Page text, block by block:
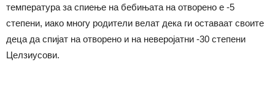
температура за спиење на бебињата на отворено е -5
степени, иако многу родители велат дека ги оставаат своите
деца да спијат на отворено и на неверојатни -30 степени
Целзиусови.